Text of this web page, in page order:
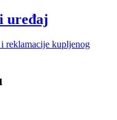
uređaj
reklamacije kupljenog